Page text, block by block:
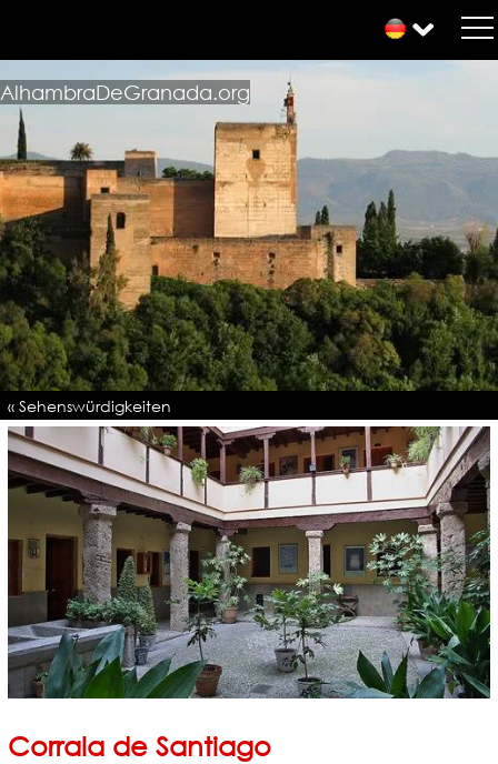
AlhambraDeGranada.org
« Sehenswürdigkeiten
Corrala de Santiago